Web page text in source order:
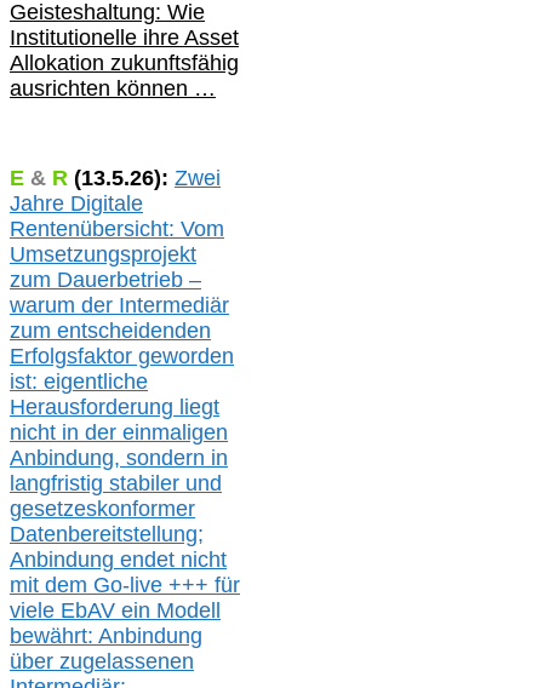
Geisteshaltung: Wie
Institutionelle ihre Asset
Allokation zukunftsfähig
ausrichten können …
E & R (13.5.26): Zwei
Jahre Digitale
Rentenübersicht: Vom
Umsetzungsprojekt
zum Dauerbetrieb –
warum der Intermediär
zum entscheidenden
Erfolgsfaktor geworden
ist: eigentliche
Herausforderung liegt
nicht in der einmaligen
Anbindung, sondern in
langfristig stabiler und
gesetzeskonformer
Datenbereitstellung;
Anbindung endet nicht
mit dem Go-live +++ für
viele EbAV ein Modell
bewährt: Anbindung
über zugelassenen